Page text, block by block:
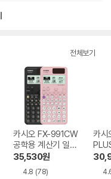
전체보기
카시오 FX-991CW
공학용 계산기 일반
구매
35,530원
4.8 (78)
카시
기